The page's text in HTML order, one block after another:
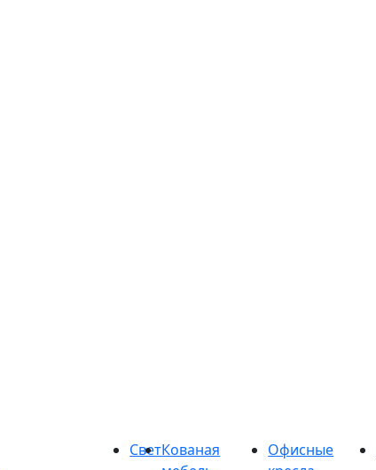
СветКованая
Офисные